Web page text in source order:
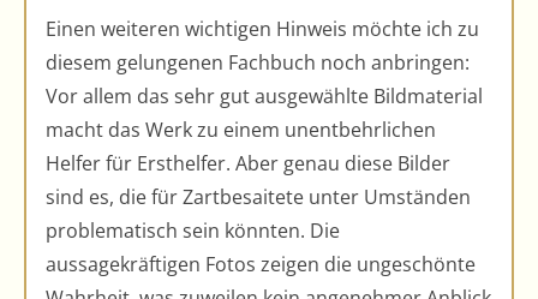
Einen weiteren wichtigen Hinweis möchte ich zu
diesem gelungenen Fachbuch noch anbringen:
Vor allem das sehr gut ausgewählte Bildmaterial
macht das Werk zu einem unentbehrlichen
Helfer für Ersthelfer. Aber genau diese Bilder
sind es, die für Zartbesaitete unter Umständen
problematisch sein könnten. Die
aussagekräftigen Fotos zeigen die ungeschönte